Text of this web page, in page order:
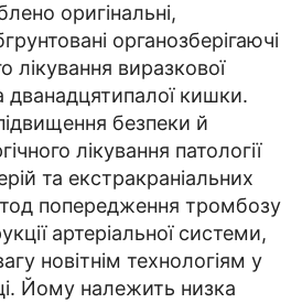
оригінальні,
органозберігаючі
лікування виразкової
кишки.
безпеки й
лікування патології
та екстракраніальних
попередження тромбозу
артеріальної системи,
новітнім технологіям у
Йому належить низка